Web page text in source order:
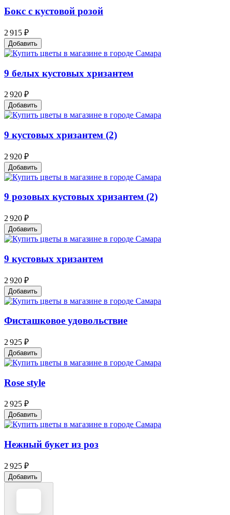
Бокс с кустовой розой
2 915 ₽
Добавить
9 белых кустовых хризантем
2 920 ₽
Добавить
9 кустовых хризантем (2)
2 920 ₽
Добавить
9 розовых кустовых хризантем (2)
2 920 ₽
Добавить
9 кустовых хризантем
2 920 ₽
Добавить
Фисташковое удовольствие
2 925 ₽
Добавить
Rose style
2 925 ₽
Добавить
Нежный букет из роз
2 925 ₽
Добавить